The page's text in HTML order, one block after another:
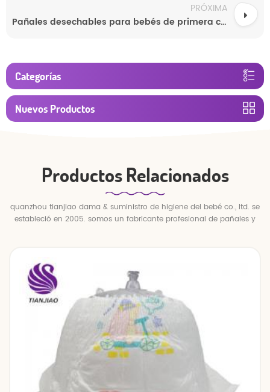
PRÓXIMA
Pañales desechables para bebés de primera calidad, de grado A, al por mayor, fabricante chino de pañales para dormir personalizados con marca privada.
Categorías
Nuevos Productos
Productos Relacionados
quanzhou tianjiao dama & suministro de higiene del bebé co., ltd. se
estableció en 2005. somos un fabricante profesional de pañales y